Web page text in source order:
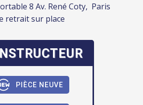
8 Av. René Coty, Paris
retrait sur place
PIÈCE NEUVE